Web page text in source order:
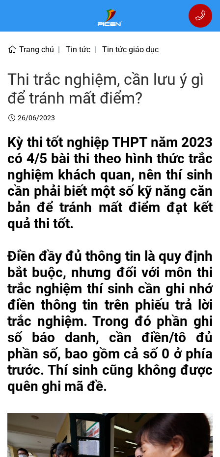
Trang chủ Tin tức Tin tức giáo dục
Thi trắc nghiệm, cần lưu ý gì
để tránh mất điểm?
26/06/2023
Kỳ thi tốt nghiệp THPT năm 2023
có 4/5 bài thi theo hình thức trắc
nghiệm khách quan, nên thí sinh
cần phải biết một số kỹ năng căn
bản để tránh mất điểm đạt kết
quả thi tốt.
Điền đầy đủ thông tin là quy định
bắt buộc, nhưng đối với môn thi
trắc nghiệm thí sinh cần ghi nhớ
điền thông tin trên phiếu trả lời
trắc nghiệm. Trong đó phần ghi
số báo danh, cần điền/tô đủ
phần số, bao gồm cả số 0 ở phía
trước. Thí sinh cũng không được
quên ghi mã đề.